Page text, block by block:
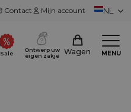
Contact Mijn account NL
Sale
Ontwerp uw
eigen zakje
Wagen MENU